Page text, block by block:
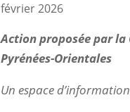
février 2026
Action proposée par la
Pyrénées-Orientales
Un espace